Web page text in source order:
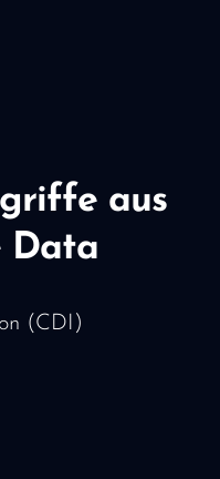
aus
Data
(CDI)